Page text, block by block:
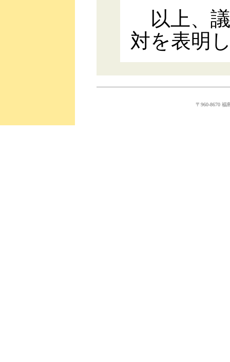
以上、議
対を表明
〒960-8670 福